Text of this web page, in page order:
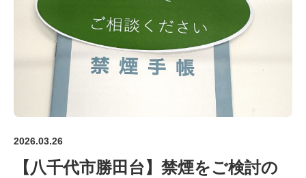
2026.03.26
【八千代市勝田台】禁煙をご検討の